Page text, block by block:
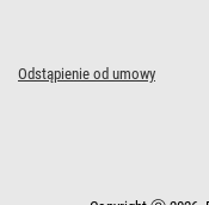
Odstąpienie od umowy